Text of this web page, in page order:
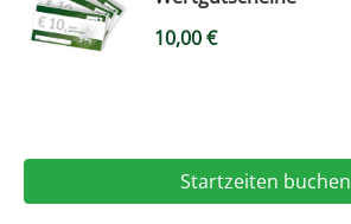
10,00€
Startzeiten buchen